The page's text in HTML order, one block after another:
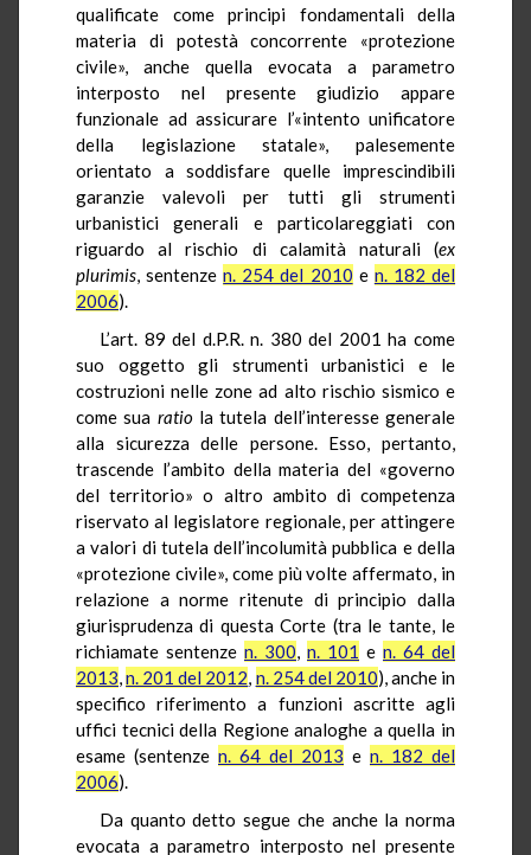
qualificate come principi fondamentali della
materia di potestà concorrente «protezione
civile», anche quella evocata a parametro
interposto nel presente giudizio appare
funzionale ad assicurare l’«intento unificatore
della legislazione statale», palesemente
orientato a soddisfare quelle imprescindibili
garanzie valevoli per tutti gli strumenti
urbanistici generali e particolareggiati con
riguardo al rischio di calamità naturali (ex
plurimis, sentenzen. 254 del 2010 e n. 182 del
2006).
L’art. 89 del d.P.R. n. 380 del 2001 ha come
suo oggetto gli strumenti urbanistici e le
costruzioni nelle zone ad alto rischio sismico e
come sua ratiola tutela dell’interesse generale
alla sicurezza delle persone. Esso, pertanto,
trascende l’ambito della materia del «governo
del territorio» o altro ambito di competenza
riservato al legislatore regionale, per attingere
a valori di tutela dell’incolumità pubblica e della
«protezione civile», come più volte affermato, in
relazione a norme ritenute di principio dalla
giurisprudenza di questa Corte (tra le tante, le
richiamate sentenze n. 300, n. 101 e n. 64 del
2013,n. 201 del 2012, n. 254 del 2010), anche in
specifico riferimento a funzioni ascritte agli
uffici tecnici della Regione analoghe a quella in
esame (sentenze n. 64 del 2013 e n. 182 del
2006).
Da quanto detto segue che anche la norma
evocata a parametro interposto nel presente